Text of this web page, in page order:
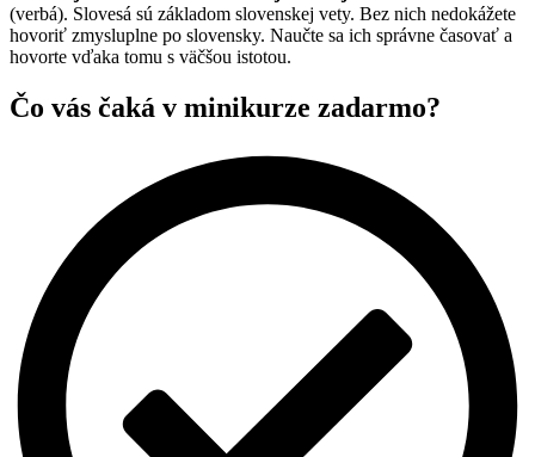
(verbá). Slovesá sú základom slovenskej vety. Bez nich nedokážete
hovoriť zmysluplne po slovensky. Naučte sa ich správne časovať a
hovorte vďaka tomu s väčšou istotou.
Čo vás čaká v minikurze zadarmo?